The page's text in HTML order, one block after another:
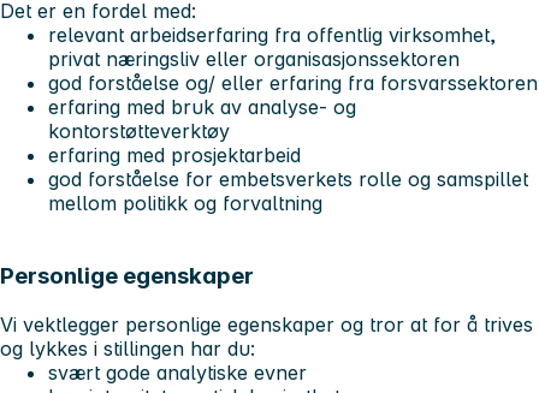
Det er en fordel med:
relevant arbeidserfaring fra offentlig virksomhet,
privat næringsliv eller organisasjonssektoren
god forståelse og/ eller erfaring fra forsvarssektoren
erfaring med bruk av analyse- og
kontorstøtteverktøy
erfaring med prosjektarbeid
god forståelse for embetsverkets rolle og samspillet
mellom politikk og forvaltning
Personlige egenskaper
Vi vektlegger personlige egenskaper og tror at for å trives
og lykkes i stillingen har du:
svært gode analytiske evner